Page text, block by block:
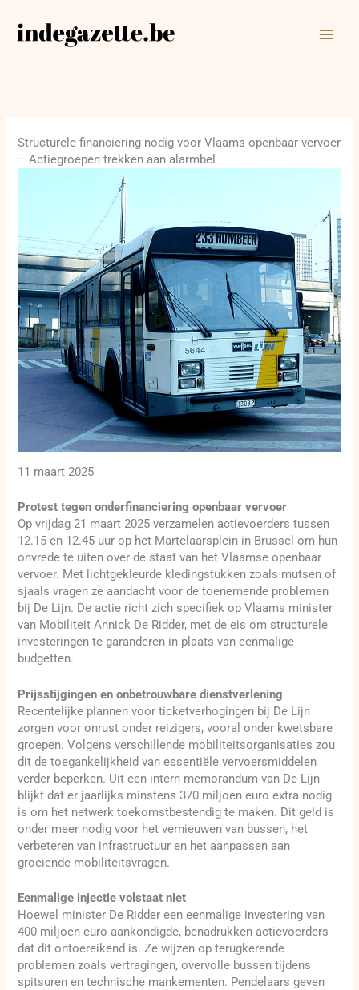
naar
Structurele financiering nodig voor Vlaams openbaar vervoer
– Actiegroepen trekken aan alarmbel
11 maart 2025
Protest tegen onderfinanciering openbaar vervoer
Op vrijdag 21 maart 2025 verzamelen actievoerders tussen
12.15 en 12.45 uur op het Martelaarsplein in Brussel om hun
onvrede te uiten over de staat van het Vlaamse openbaar
vervoer. Met lichtgekleurde kledingstukken zoals mutsen of
sjaals vragen ze aandacht voor de toenemende problemen
bij De Lijn. De actie richt zich specifiek op Vlaams minister
van Mobiliteit Annick De Ridder, met de eis om structurele
investeringen te garanderen in plaats van eenmalige
budgetten.
Prijsstijgingen en onbetrouwbare dienstverlening
Recentelijke plannen voor ticketverhogingen bij De Lijn
zorgen voor onrust onder reizigers, vooral onder kwetsbare
groepen. Volgens verschillende mobiliteitsorganisaties zou
dit de toegankelijkheid van essentiële vervoersmiddelen
verder beperken. Uit een intern memorandum van De Lijn
blijkt dat er jaarlijks minstens 370 miljoen euro extra nodig
is om het netwerk toekomstbestendig te maken. Dit geld is
onder meer nodig voor het vernieuwen van bussen, het
verbeteren van infrastructuur en het aanpassen aan
groeiende mobiliteitsvragen.
Eenmalige injectie volstaat niet
Hoewel minister De Ridder een eenmalige investering van
400 miljoen euro aankondigde, benadrukken actievoerders
dat dit ontoereikend is. Ze wijzen op terugkerende
problemen zoals vertragingen, overvolle bussen tijdens
spitsuren en technische mankementen. Pendelaars geven